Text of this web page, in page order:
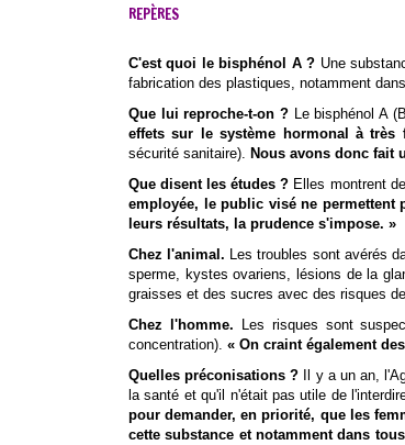
REPÈRES
C'est quoi le bisphénol A ? Une
fabrication des plastiques, notamment
Que lui reproche-t-on ? Le bisphénol A
effets sur le système hormonal à très
sécurité sanitaire). Nous avons donc fait
Que disent les études ? Elles montrent
employée, le public visé ne permettent
leurs résultats, la prudence s'impose. »
Chez l'animal. Les troubles sont avérés
sperme, kystes ovariens, lésions de la
graisses et des sucres avec des risques
Chez l'homme.
Les risques sont
concentration). « On craint également
Quelles préconisations ?
Il y a un an,
la santé et qu'il n'était pas utile de
pour demander, en priorité, que les
cette substance et notamment dans